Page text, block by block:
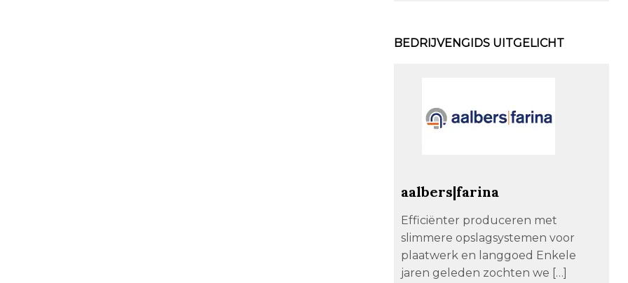
BEDRIJVENGIDS UITGELICHT
aalbers|farina
Efficiënter produceren met
slimmere opslagsystemen voor
plaatwerk en langgoed Enkele
jaren geleden zochten we […]